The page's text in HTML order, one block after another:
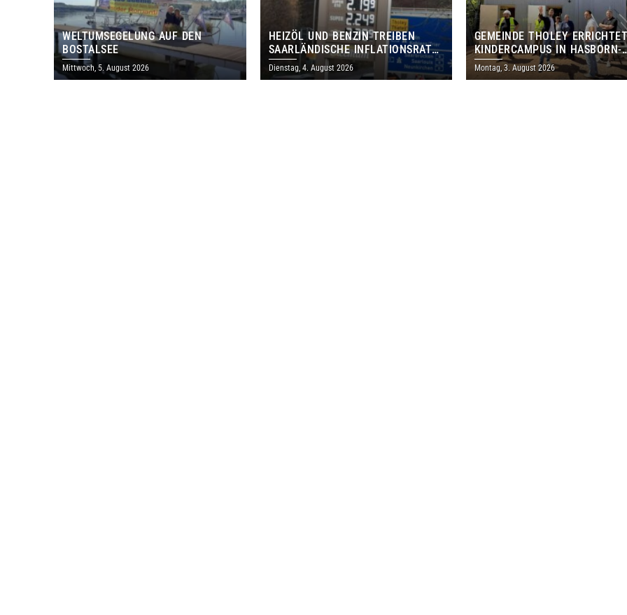
WELTUMSEGELUNG AUF DEN
BOSTALSEE
Mittwoch, 5. August 2026
HEIZÖL UND BENZIN TREIBEN
SAARLÄNDISCHE INFLATIONSRATE
IM JULI AUF 3,2 PROZENT
Dienstag, 4. August 2026
GEMEINDE THOLEY
KINDERCAMPUS IN HASBORN-
DAUTWEILER FÜR RUND 8,5
MILLIONEN EURO
Montag, 3. August 2026